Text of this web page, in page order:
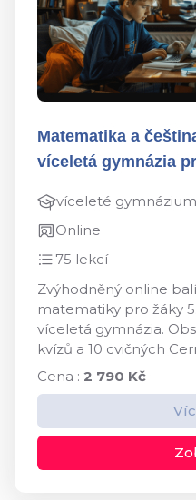
Matematika a
víceletá gymnázia
víceleté gymnázium
Online
75 lekcí
Zvýhodněný online
matematiky pro žáky
víceletá gymnázia.
kvízů a 10 cvičných
Cena : 2 790 Kč